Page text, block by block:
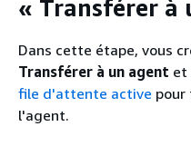
« Transférer à
Dans cette étape, vous
Transférer à un agent et
file d'attente active pour
l'agent.